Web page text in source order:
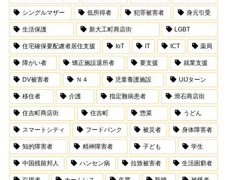
シングルマザー 低所得者 犯罪被害者 身元引受
生活保護 新大工町商店街 LGBT
住宅確保要配慮者居住支援 IoT IT ICT 薬局
障がい者 矯正施設退所者 要支援 就業支援
DV被害者 Ｎ４ 児童養護施設 UIJターン
移住者 介護 指定難病患者 滑石商店街
住吉町商店街 住吉町 惣菜 うどん
スマートシティ フードバンク 被災者 身体障害者
知的障害者 精神障害者 子ども 学生
中国残留邦人 ハンセン病 拉致被害者 生活困窮者